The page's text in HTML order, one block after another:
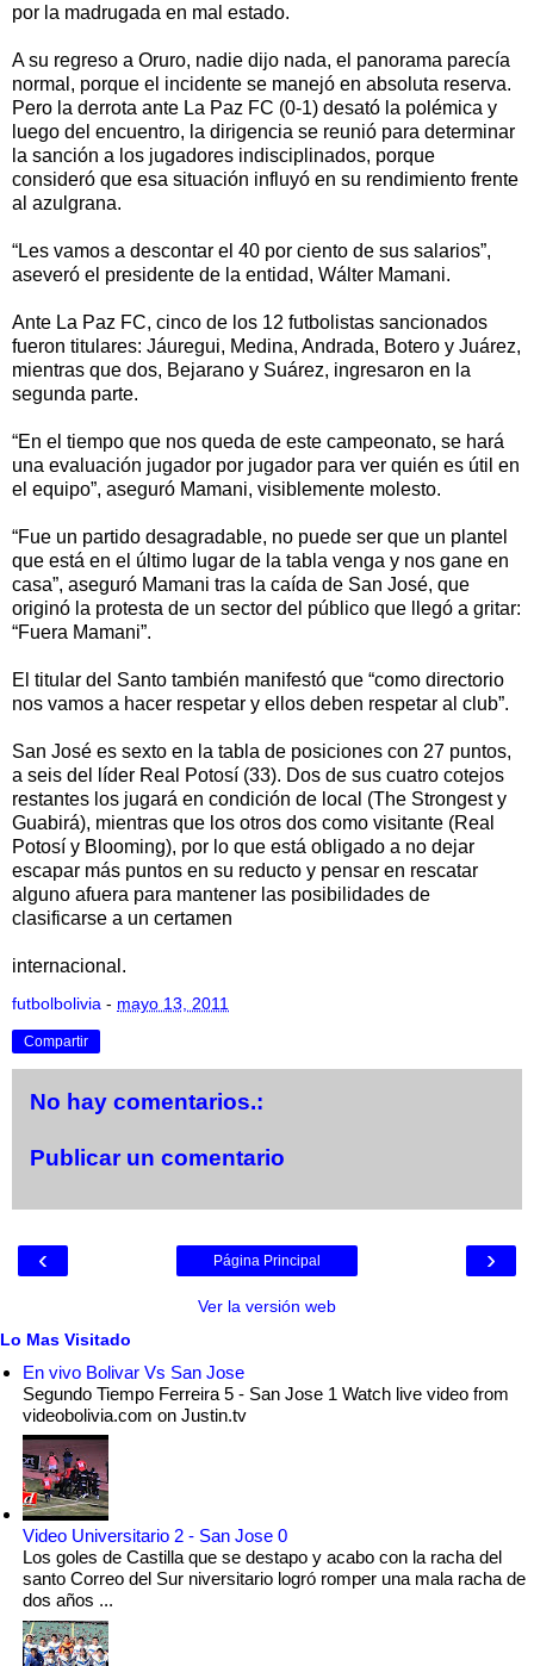
por la madrugada en mal estado.
A su regreso a Oruro, nadie dijo nada, el panorama parecía
normal, porque el incidente se manejó en absoluta reserva.
Pero la derrota ante La Paz FC (0-1) desató la polémica y
luego del encuentro, la dirigencia se reunió para determinar
la sanción a los jugadores indisciplinados, porque
consideró que esa situación influyó en su rendimiento frente
al azulgrana.
“Les vamos a descontar el 40 por ciento de sus salarios”,
aseveró el presidente de la entidad, Wálter Mamani.
Ante La Paz FC, cinco de los 12 futbolistas sancionados
fueron titulares: Jáuregui, Medina, Andrada, Botero y Juárez,
mientras que dos, Bejarano y Suárez, ingresaron en la
segunda parte.
“En el tiempo que nos queda de este campeonato, se hará
una evaluación jugador por jugador para ver quién es útil en
el equipo”, aseguró Mamani, visiblemente molesto.
“Fue un partido desagradable, no puede ser que un plantel
que está en el último lugar de la tabla venga y nos gane en
casa”, aseguró Mamani tras la caída de San José, que
originó la protesta de un sector del público que llegó a gritar:
“Fuera Mamani”.
El titular del Santo también manifestó que “como directorio
nos vamos a hacer respetar y ellos deben respetar al club”.
San José es sexto en la tabla de posiciones con 27 puntos,
a seis del líder Real Potosí (33). Dos de sus cuatro cotejos
restantes los jugará en condición de local (The Strongest y
Guabirá), mientras que los otros dos como visitante (Real
Potosí y Blooming), por lo que está obligado a no dejar
escapar más puntos en su reducto y pensar en rescatar
alguno afuera para mantener las posibilidades de
clasificarse a un certamen
internacional.
futbolbolivia - mayo 13, 2011
Compartir
No hay comentarios.:
Publicar un comentario
‹ ›
Página Principal
Ver la versión web
Lo Mas Visitado
En vivo Bolivar Vs San Jose
Segundo Tiempo Ferreira 5 - San Jose 1 Watch live video from
videobolivia.com on Justin.tv
Video Universitario 2 - San Jose 0
Los goles de Castilla que se destapo y acabo con la racha del
santo Correo del Sur niversitario logró romper una mala racha de
dos años ...